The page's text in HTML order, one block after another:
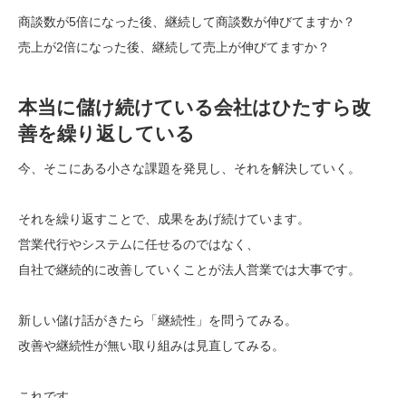
商談数が5倍になった後、継続して商談数が伸びてますか？
売上が2倍になった後、継続して売上が伸びてますか？
本当に儲け続けている会社はひたすら改
善を繰り返している
今、そこにある小さな課題を発見し、それを解決していく。
それを繰り返すことで、成果をあげ続けています。
営業代行やシステムに任せるのではなく、
自社で継続的に改善していくことが法人営業では大事です。
新しい儲け話がきたら「継続性」を問うてみる。
改善や継続性が無い取り組みは見直してみる。